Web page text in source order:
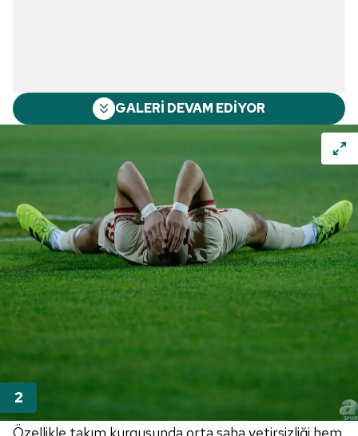
GALERİ DEVAM EDİYOR
Özellikle takım kurgusunda orta saha yetirsizliği hem